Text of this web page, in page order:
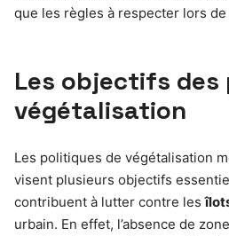
que les règles à respecter lors de
Les objectifs
végétalisation
Les politiques de végétalisation
visent plusieurs objectifs
contribuent à lutter contre les
urbain. En effet, l’absence de